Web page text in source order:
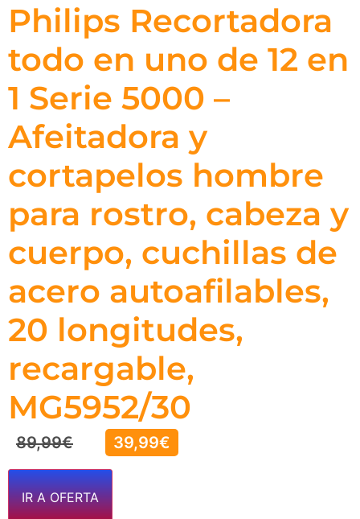
Philips Recortadora
todo en uno de 12 en
1 Serie 5000 –
Afeitadora y
cortapelos hombre
para rostro, cabeza y
cuerpo, cuchillas de
acero autoafilables,
20 longitudes,
recargable,
MG5952/30
89,99€ 39,99€
IR A OFERTA